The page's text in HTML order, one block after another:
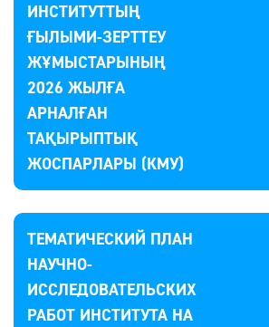
ИНСТИТУТТЫҢ
ҒЫЛЫМИ-ЗЕРТТЕУ
ЖҰМЫСТАРЫНЫҢ
2026 ЖЫЛҒА
АРНАЛҒАН
ТАҚЫРЫПТЫҚ
ЖОСПАРЛАРЫ (КМУ)
ТЕМАТИЧЕСКИЙ ПЛАН
НАУЧНО-
ИССЛЕДОВАТЕЛЬСКИХ
РАБОТ ИНСТИТУТА НА